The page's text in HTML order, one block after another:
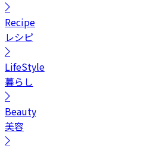
Recipe
レシピ
LifeStyle
暮らし
Beauty
美容